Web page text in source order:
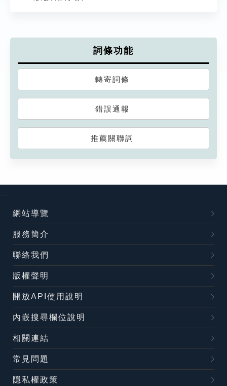
詞條功能
轉寄詞條
錯誤通報
推薦關聯詞
:::
網站導覽
服務簡介
聯絡我們
版權聲明
開放API使用說明
內嵌搜尋欄位說明
相關連結
常見問題
隱私權政策